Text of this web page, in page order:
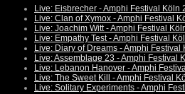
Live: Eisbrecher - Amphi Festival Köln
Live: Clan of Xymox - Amphi Festival
Live: Joachim Witt - Amphi Festival
Live: Empathy Test - Amphi Festival
Live: Diary of Dreams - Amphi Festival
Live: Assemblage 23 - Amphi Festival
Live: Lebanon Hanover - Amphi
Live: The Sweet Kill - Amphi Festival
Live: Solitary Experiments - Amphi